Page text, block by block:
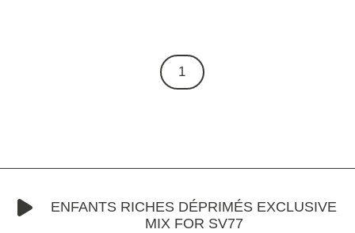
1
ENFANTS RICHES DÉPRIMÉS EXCLUSIVE
MIX FOR SV77